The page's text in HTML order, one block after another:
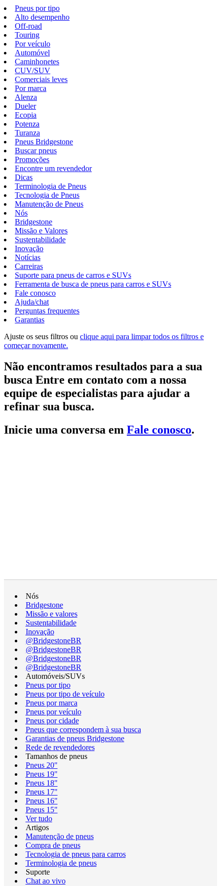
Pneus por tipo
Alto desempenho
Off-road
Touring
Por veículo
Automóvel
Caminhonetes
CUV/SUV
Comerciais leves
Por marca
Alenza
Dueler
Ecopia
Potenza
Turanza
Pneus Bridgestone
Buscar pneus
Promoções
Encontre um revendedor
Dicas
Terminologia de Pneus
Tecnologia de Pneus
Manutenção de Pneus
Nós
Bridgestone
Missão e Valores
Sustentabilidade
Inovação
Notícias
Carreiras
Suporte para pneus de carros e SUVs
Ferramenta de busca de pneus para carros e SUVs
Fale conosco
Ajuda/chat
Perguntas frequentes
Garantias
Ajuste os seus filtros ou clique aqui para limpar todos os filtros e
começar novamente.
Não encontramos resultados para a sua
busca Entre em contato com a nossa
equipe de especialistas para ajudar a
refinar sua busca.
Inicie uma conversa em Fale conosco.
Nós
Bridgestone
Missão e valores
Sustentabilidade
Inovação
@BridgestoneBR
@BridgestoneBR
@BridgestoneBR
@BridgestoneBR
Automóveis/SUVs
Pneus por tipo
Pneus por tipo de veículo
Pneus por marca
Pneus por veículo
Pneus por cidade
Pneus que correspondem à sua busca
Garantias de pneus Bridgestone
Rede de revendedores
Tamanhos de pneus
Pneus 20"
Pneus 19"
Pneus 18"
Pneus 17"
Pneus 16"
Pneus 15"
Ver tudo
Artigos
Manutenção de pneus
Compra de pneus
Tecnologia de pneus para carros
Terminologia de pneus
Suporte
Chat ao vivo